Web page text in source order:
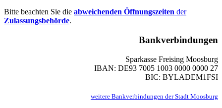
Bitte beachten Sie die abweichenden Öffnungszeiten der
Zulassungsbehörde.
Bankverbindungen
Sparkasse Freising Moosburg
IBAN: DE93 7005 1003 0000 0000 27
BIC: BYLADEM1FSI
weitere Bankverbindungen der Stadt Moosburg